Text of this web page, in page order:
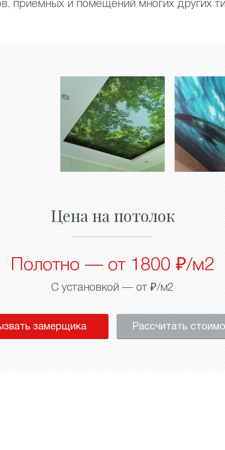
приемных и помещений многих других
Цена на потолок
Полотно — от 1800 ₽/м2
С установкой — от ₽/м2
замерщика Рассчитать